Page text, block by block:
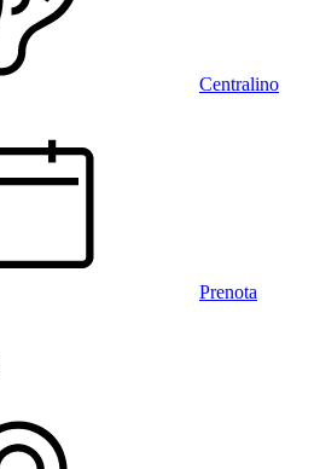
Centralino
Prenota